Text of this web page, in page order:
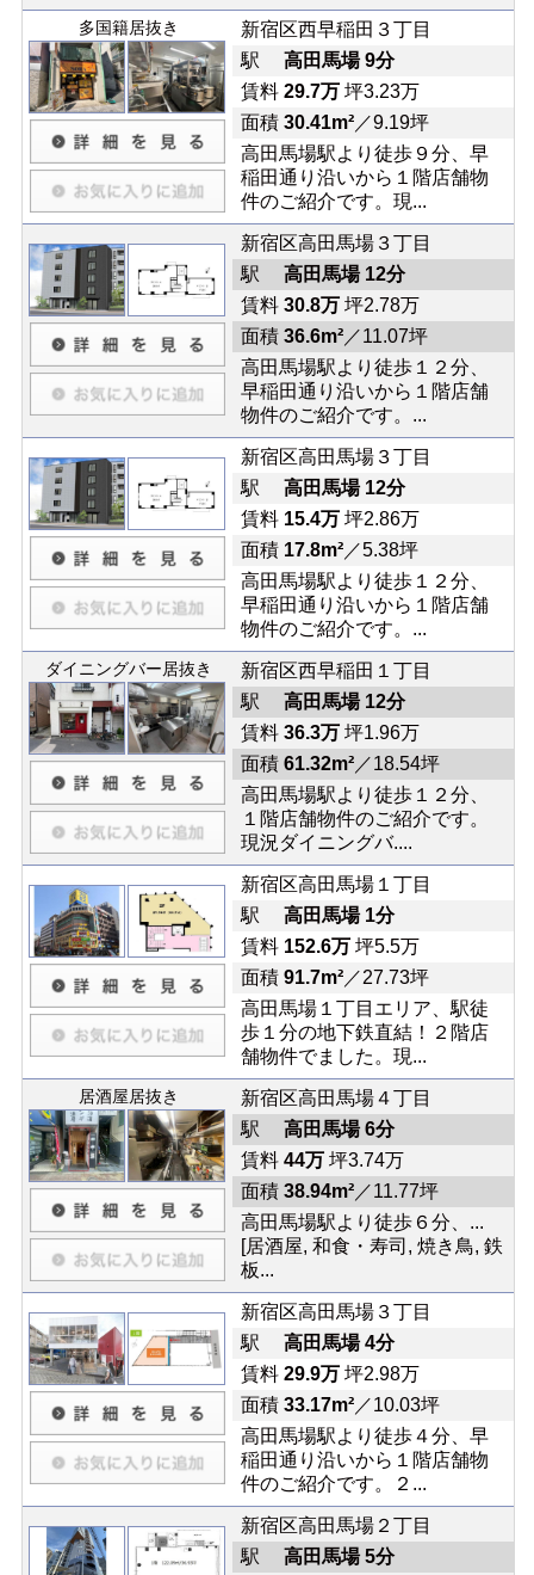
多国籍居抜き
新宿区西早稲田３丁目
駅 高田馬場 9分
賃料 29.7万坪3.23万
面積 30.41m²／9.19坪
高田馬場駅より徒歩９分、早
稲田通り沿いから１階店舗物
件のご紹介です。現...
新宿区高田馬場３丁目
駅 高田馬場 12分
賃料 30.8万坪2.78万
面積 36.6m²／11.07坪
高田馬場駅より徒歩１２分、
早稲田通り沿いから１階店舗
物件のご紹介です。...
新宿区高田馬場３丁目
駅 高田馬場 12分
賃料 15.4万坪2.86万
面積 17.8m²／5.38坪
高田馬場駅より徒歩１２分、
早稲田通り沿いから１階店舗
物件のご紹介です。...
ダイニングバー居抜き
新宿区西早稲田１丁目
駅 高田馬場 12分
賃料 36.3万坪1.96万
面積 61.32m²／18.54坪
高田馬場駅より徒歩１２分、
１階店舗物件のご紹介です。
現況ダイニングバ....
新宿区高田馬場１丁目
駅 高田馬場 1分
賃料 152.6万坪5.5万
面積 91.7m²／27.73坪
高田馬場１丁目エリア、駅徒
歩１分の地下鉄直結！２階店
舗物件でました。現...
居酒屋居抜き
新宿区高田馬場４丁目
駅 高田馬場 6分
賃料 44万坪3.74万
面積 38.94m²／11.77坪
高田馬場駅より徒歩６分、...
[居酒屋, 和食・寿司, 焼き鳥, 鉄
板...
新宿区高田馬場３丁目
駅 高田馬場 4分
賃料 29.9万坪2.98万
面積 33.17m²／10.03坪
高田馬場駅より徒歩４分、早
稲田通り沿いから１階店舗物
件のご紹介です。２...
新宿区高田馬場２丁目
駅 高田馬場 5分